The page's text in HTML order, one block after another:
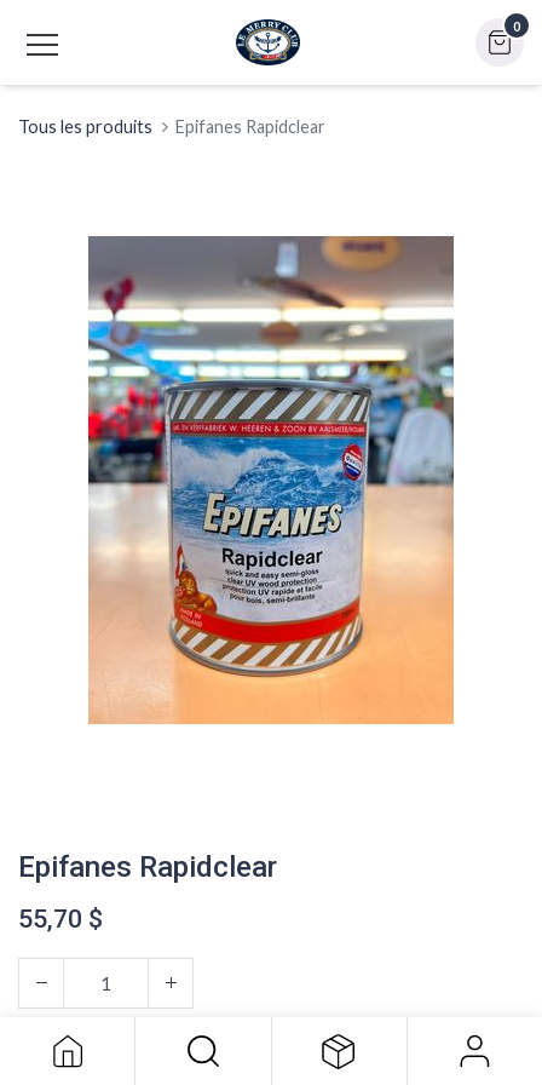
0
Tous les produits Epifanes Rapidclear
Epifanes Rapidclear
55,70 $
AJOUTER AU PANIER
55,70$